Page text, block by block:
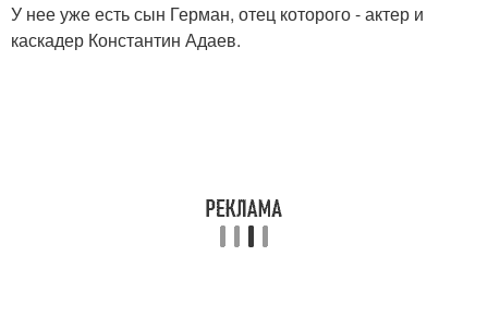
У нее уже есть сын Герман, отец которого - актер и
каскадер Константин Адаев.